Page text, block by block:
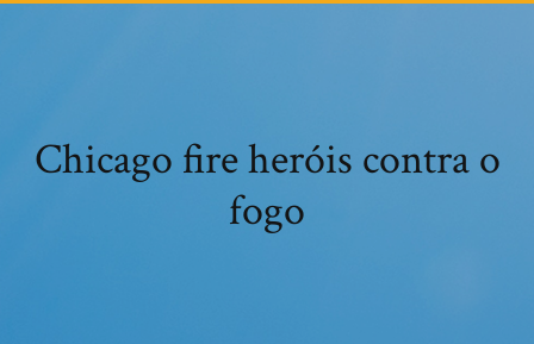
Chicago fire heróis contra o
fogo